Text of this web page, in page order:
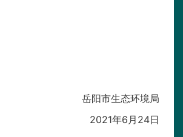
岳阳市生态环境局
2021年6月24日